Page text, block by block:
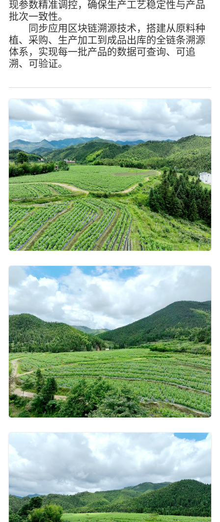
现参数精准调控，确保生产工艺稳定性与产品
批次一致性。
同步应用区块链溯源技术，搭建从原料种
植、采购、生产加工到成品出库的全链条溯源
体系，实现每一批产品的数据可查询、可追
溯、可验证。